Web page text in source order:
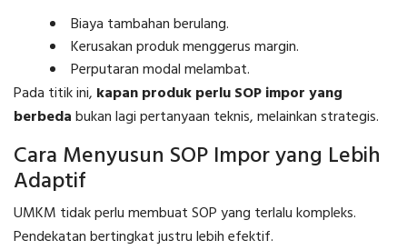
Biaya tambahan berulang.
Kerusakan produk menggerus margin.
Perputaran modal melambat.
Pada titik ini, kapan produk perlu SOP impor yang
berbedabukan lagi pertanyaan teknis, melainkan strategis.
Cara Menyusun SOP Impor yang Lebih
Adaptif
UMKM tidak perlu membuat SOP yang terlalu kompleks.
Pendekatan bertingkat justru lebih efektif.